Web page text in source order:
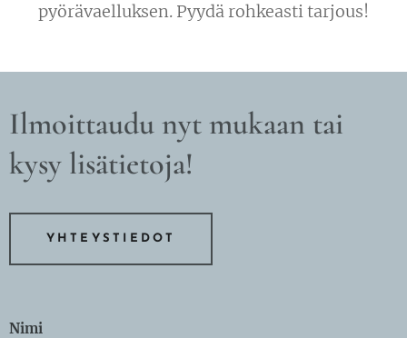
pyörävaelluksen. Pyydä rohkeasti tarjous!
Ilmoittaudu nyt mukaan tai
kysy lisätietoja!
YHTEYSTIEDOT
Nimi